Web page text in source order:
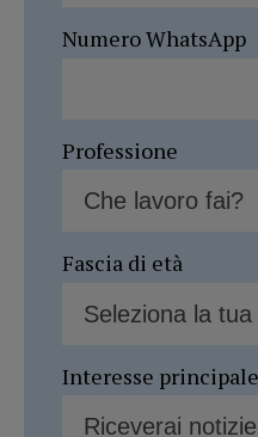
Numero WhatsApp
Professione
Fascia di età
Interesse principale